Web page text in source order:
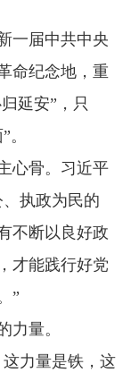
一届中共中央
命纪念地，重
延安”，只
心骨。习近平
执政为民的
不断以良好政
才能践行好党
”
力量。
力量是铁，这